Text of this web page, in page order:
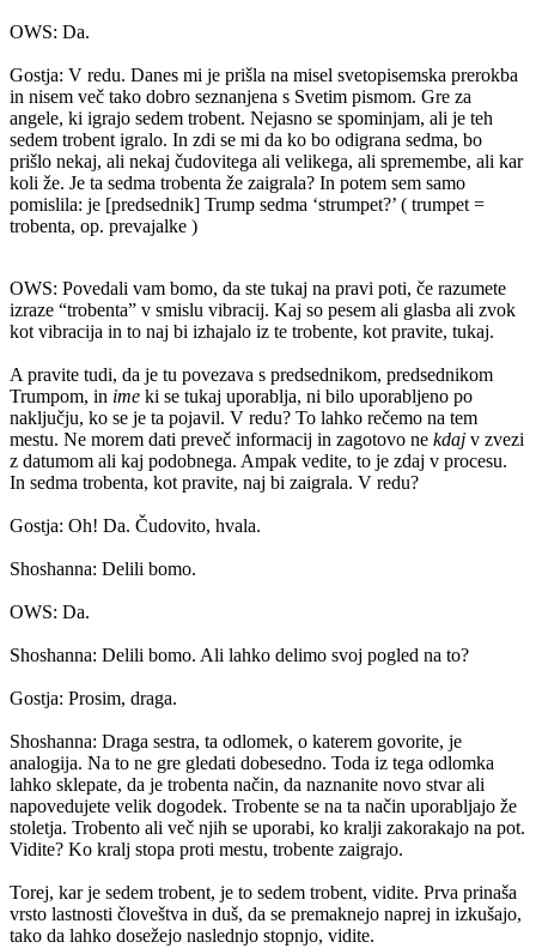
OWS: Da.
Gostja: V redu. Danes mi je prišla na misel svetopisemska prerokba
in nisem več tako dobro seznanjena s Svetim pismom. Gre za
angele, ki igrajo sedem trobent. Nejasno se spominjam, ali je teh
sedem trobent igralo. In zdi se mi da ko bo odigrana sedma, bo
prišlo nekaj, ali nekaj čudovitega ali velikega, ali spremembe, ali kar
koli že. Je ta sedma trobenta že zaigrala? In potem sem samo
pomislila: je [predsednik] Trump sedma ‘strumpet?’ ( trumpet =
trobenta, op. prevajalke )
OWS: Povedali vam bomo, da ste tukaj na pravi poti, če razumete
izraze “trobenta” v smislu vibracij. Kaj so pesem ali glasba ali zvok
kot vibracija in to naj bi izhajalo iz te trobente, kot pravite, tukaj.
A pravite tudi, da je tu povezava s predsednikom, predsednikom
Trumpom, in ime ki se tukaj uporablja, ni bilo uporabljeno po
naključju, ko se je ta pojavil. V redu? To lahko rečemo na tem
mestu. Ne morem dati preveč informacij in zagotovo ne kdaj v zvezi
z datumom ali kaj podobnega. Ampak vedite, to je zdaj v procesu.
In sedma trobenta, kot pravite, naj bi zaigrala. V redu?
Gostja: Oh! Da. Čudovito, hvala.
Shoshanna: Delili bomo.
OWS: Da.
Shoshanna: Delili bomo. Ali lahko delimo svoj pogled na to?
Gostja: Prosim, draga.
Shoshanna: Draga sestra, ta odlomek, o katerem govorite, je
analogija. Na to ne gre gledati dobesedno. Toda iz tega odlomka
lahko sklepate, da je trobenta način, da naznanite novo stvar ali
napovedujete velik dogodek. Trobente se na ta način uporabljajo že
stoletja. Trobento ali več njih se uporabi, ko kralji zakorakajo na pot.
Vidite? Ko kralj stopa proti mestu, trobente zaigrajo.
Torej, kar je sedem trobent, je to sedem trobent, vidite. Prva prinaša
vrsto lastnosti človeštva in duš, da se premaknejo naprej in izkušajo,
tako da lahko dosežejo naslednjo stopnjo, vidite.